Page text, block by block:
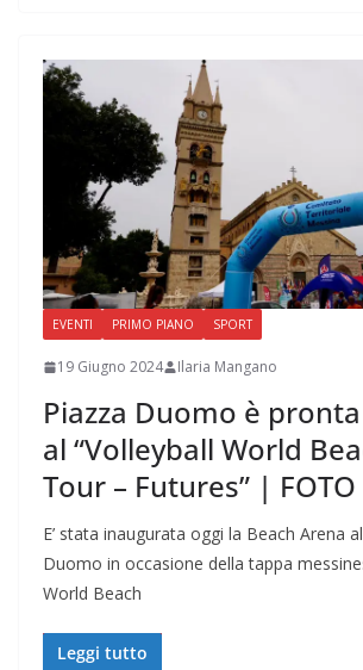
EVENTI PRIMO PIANO SPORT
19 Giugno 2024 Ilaria Mangano
Piazza Duomo è
al “Volleyball World
Tour – Futures” | FOTO
E’ stata inaugurata oggi la Beach Arena
Duomo in occasione della tappa
World Beach
Leggi tutto